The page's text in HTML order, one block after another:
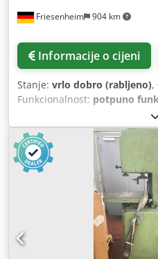
Friesenheim 904 km
Informacije o cijeni
Stanje: vrlo dobro (rabljeno),
Funkcionalnost: potpuno